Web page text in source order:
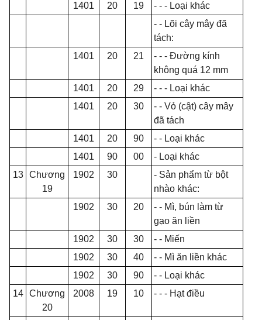
1401
20 19 - - - Loại khác
- - Lõi cây mây đã
tách:
1401
20 21 - - - Đường kính
không quá 12 mm
1401
20 29 - - - Loại khác
1401
20 30
- - Vỏ (cật) cây mây
đã tách
1401
20 90
- - Loại khác
1401
90 00
- Loại khác
13
Chương
19
1902 30 - Sản phẩm từ bột
nhào khác:
1902
30 20 - - Mì, bún làm từ
gạo ăn liền
1902
30 30 - - Miến
1902
30 40
- - Mì ăn liền khác
1902
30 90
- - Loại khác
14
Chương
20
2008 19 10 - - - Hạt điều